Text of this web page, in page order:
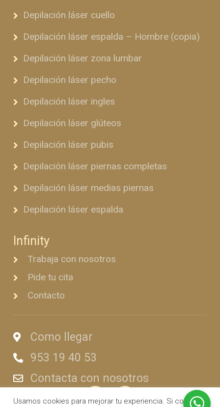
Como llegar
953 19 40 53
Contacta con nosotros
Depilación láser cuello
Depilación láser espalda – Hombre (copia)
Depilación láser zona lumbar
Depilación láser pecho
Depilación láser ingles
Depilación láser glúteos
Depilación láser pubis
Depilación láser piernas completas
Depilación láser medias piernas
Depilación láser espalda
Infinity
Trabaja con nosotros
Pide tu cita
Contacto
Usamos cookies para mejorar tu experiencia. Si continuas